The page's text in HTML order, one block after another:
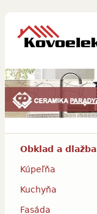
Obklad a dlažba
Kúpeľňa
Kuchyňa
Fasáda